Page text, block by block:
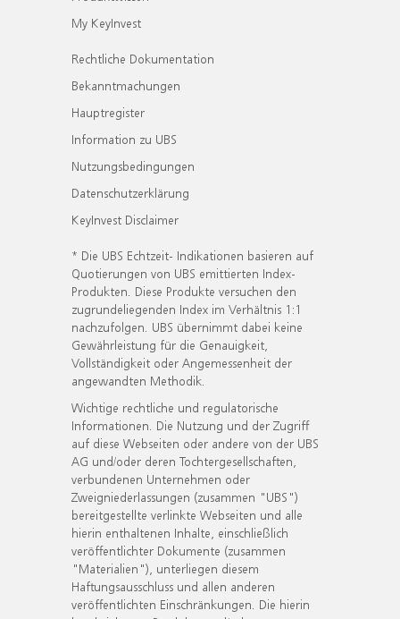
My KeyInvest
Rechtliche Dokumentation
Bekanntmachungen
Hauptregister
Information zu UBS
Nutzungsbedingungen
Datenschutzerklärung
KeyInvest Disclaimer
* Die UBS Echtzeit- Indikationen basieren auf
Quotierungen von UBS emittierten Index-
Produkten. Diese Produkte versuchen den
zugrundeliegenden Index im Verhältnis 1:1
nachzufolgen. UBS übernimmt dabei keine
Gewährleistung für die Genauigkeit,
Vollständigkeit oder Angemessenheit der
angewandten Methodik.
Wichtige rechtliche und regulatorische
Informationen. Die Nutzung und der Zugriff
auf diese Webseiten oder andere von der UBS
AG und/oder deren Tochtergesellschaften,
verbundenen Unternehmen oder
Zweigniederlassungen (zusammen "UBS")
bereitgestellte verlinkte Webseiten und alle
hierin enthaltenen Inhalte, einschließlich
veröffentlichter Dokumente (zusammen
"Materialien"), unterliegen diesem
Haftungsausschluss und allen anderen
veröffentlichten Einschränkungen. Die hierin